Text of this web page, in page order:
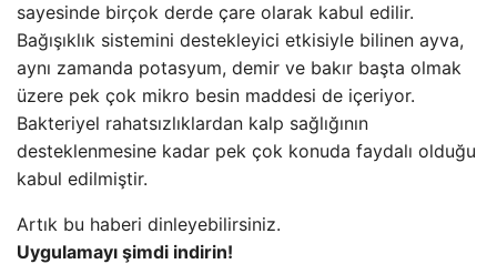
sayesinde birçok derde çare olarak kabul edilir.
Bağışıklık sistemini destekleyici etkisiyle bilinen ayva,
aynı zamanda potasyum, demir ve bakır başta olmak
üzere pek çok mikro besin maddesi de içeriyor.
Bakteriyel rahatsızlıklardan kalp sağlığının
desteklenmesine kadar pek çok konuda faydalı olduğu
kabul edilmiştir.
Artık bu haberi dinleyebilirsiniz.
Uygulamayı şimdi indirin!